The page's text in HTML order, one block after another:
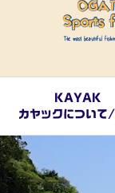
KAYAK
カヤックについて